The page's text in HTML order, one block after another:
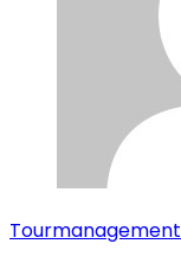
Tourmanagement